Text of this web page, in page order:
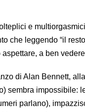
e
che leggendo “il
aspettare, a ben
di Alan Bennett,
sembra impossibile:
parlano),